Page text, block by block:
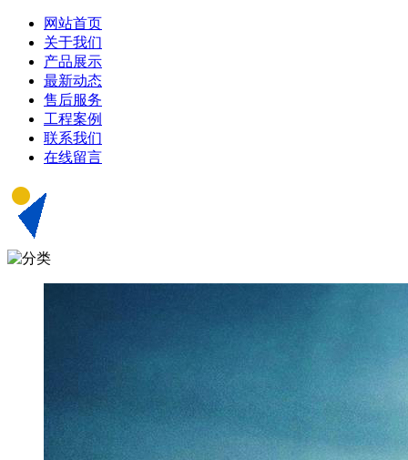
网站首页
关于我们
产品展示
最新动态
售后服务
工程案例
联系我们
在线留言